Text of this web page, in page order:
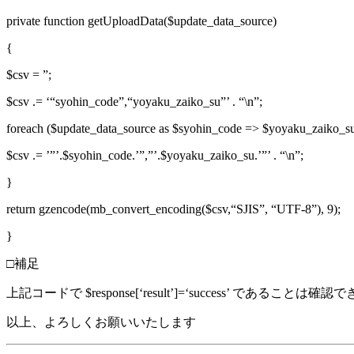
private function getUploadData($update_data_source)
{
$csv = ”;
$csv .= ‘“syohin_code”,“yoyaku_zaiko_su”’ . “\n”;
foreach ($update_data_source as $syohin_code =>
$csv .= ’”’.$syohin_code.’”,”’.$yoyaku_zaiko_su.’”’ . “\n”;
}
return gzencode(mb_convert_encoding($csv,“SJIS”, “UTF-8”), 9);
}
□補足
上記コードで $response[‘result’]=‘success’ であることは確認
以上、よろしくお願いいたします